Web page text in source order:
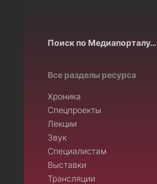
Поиск по Медиапорталу…
Все разделы ресурса
Хроника
Спецпроекты
Лекции
Звук
Специалистам
Выставки
Трансляции